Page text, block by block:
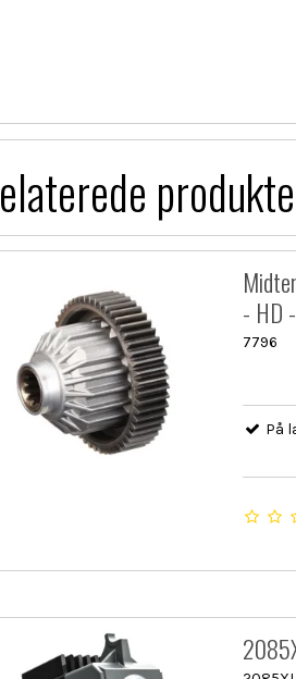
- HD
7796
På